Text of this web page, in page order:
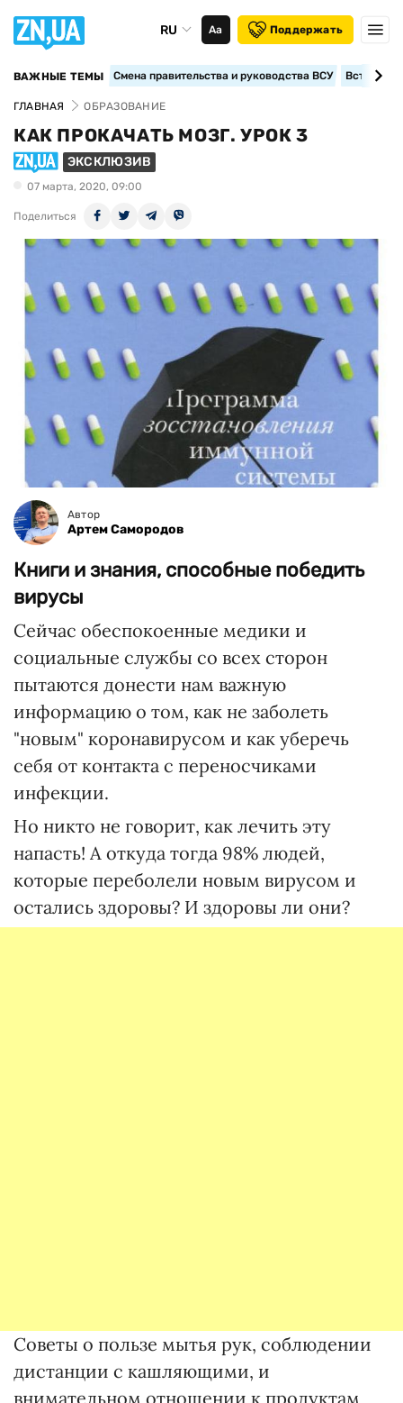
RU Аа Поддержать
ВАЖНЫЕ ТЕМЫ Смена правительства и руководства ВСУ
ГЛАВНАЯ ОБРАЗОВАНИЕ
КАК ПРОКАЧАТЬ МОЗГ. УРОК 3
ЭКСКЛЮЗИВ
07 марта, 2020, 09:00
Поделиться
Автор
Артем Самородов
Книги и знания, способные победить
вирусы
Сейчас обеспокоенные медики и
социальные службы со всех сторон
пытаются донести нам важную
информацию о том, как не заболеть
"новым" коронавирусом и как уберечь
себя от контакта с переносчиками
инфекции.
Но никто не говорит, как лечить эту
напасть! А откуда тогда 98% людей,
которые переболели новым вирусом и
остались здоровы? И здоровы ли они?
Советы о пользе мытья рук, соблюдении
дистанции с кашляющими, и
внимательном отношении к продуктам